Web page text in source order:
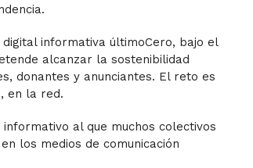
informativa últimoCero, bajo el
alcanzar la sostenibilidad
donantes y anunciantes. El reto es
en la red.
al que muchos colectivos
los medios de comunicación